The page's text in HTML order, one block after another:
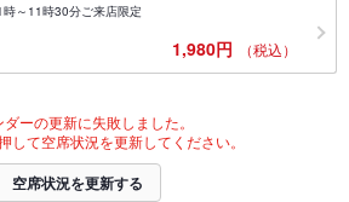
～11時30分ご来店限定
1,980円 （税込）
ーの更新に失敗しました。
して空席状況を更新してください。
空席状況を更新する